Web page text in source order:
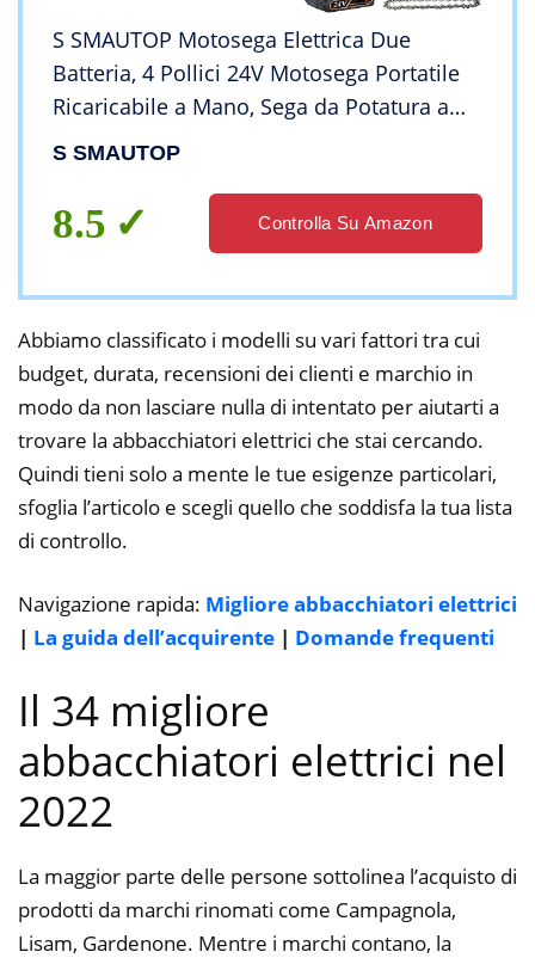
S SMAUTOP Motosega Elettrica Due
Batteria, 4 Pollici 24V Motosega Portatile
Ricaricabile a Mano, Sega da Potatura a
Batteria da Giardinaggio per Legno, Alberi,
S SMAUTOP
8.5 Controlla Su Amazon
Abbiamo classificato i modelli su vari fattori tra cui
budget, durata, recensioni dei clienti e marchio in
modo da non lasciare nulla di intentato per aiutarti a
trovare la abbacchiatori elettrici che stai cercando.
Quindi tieni solo a mente le tue esigenze particolari,
sfoglia l’articolo e scegli quello che soddisfa la tua lista
di controllo.
Navigazione rapida: Migliore abbacchiatori elettrici
| La guida dell’acquirente | Domande frequenti
Il 34 migliore
abbacchiatori elettrici nel
2022
La maggior parte delle persone sottolinea l’acquisto di
prodotti da marchi rinomati come Campagnola,
Lisam, Gardenone. Mentre i marchi contano, la